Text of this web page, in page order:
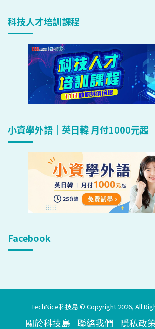
科技人才培訓課程
小資學外語｜英日韓 月付1000元起
Facebook
TechNice科技島 © Copyright 2026, All
關於科技島 聯絡我們 隱私政